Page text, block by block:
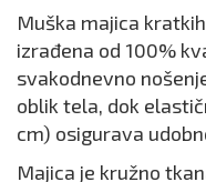
Muška majica
izrađena od 100%
svakodnevno
oblik tela, dok
cm) osigurava
Majica je kružno